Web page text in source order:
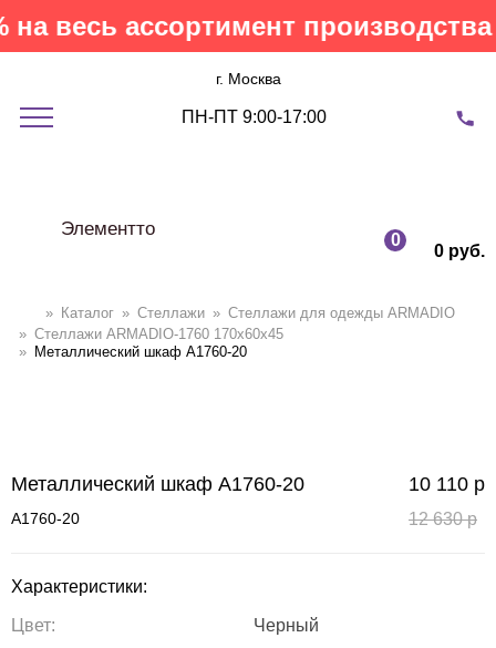
весь ассортимент производства
г. Москва
ПН-ПТ 9:00-17:00
Элементто
0
0 руб.
» Каталог » Стеллажи » Cтеллажи для одежды ARMADIO
» Стеллажи ARMADIO-1760 170х60х45
» Металлический шкаф A1760-20
Металлический шкаф A1760-20
A1760-20
10 110 р
12 630р
Характеристики:
Цвет:
Черный